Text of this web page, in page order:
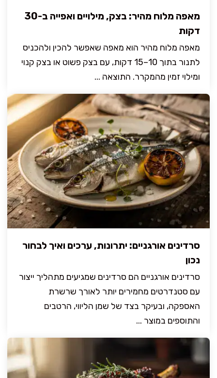
מאפה מלוח מהיר: בצק, מילויים ואפייה ב-30
דקות
מאפה מלוח מהיר הוא מאפה שאפשר להכין ולהכניס
לתנור בתוך 10–15 דקות, עם בצק פשוט או בצק קנוי
ומילוי זמין מהמקרר. התוצאה ...
סרדינים אורגניים: יתרונות, ערכים ואיך לבחור
נכון
סרדינים אורגניים הם סרדינים שמגיעים מתהליך ייצור
עם סטנדרטים מחמירים יותר לאורך שרשרת
האספקה, ובעיקר בצד של שמן הליווי, הרטבים
והתוספים במוצר ...